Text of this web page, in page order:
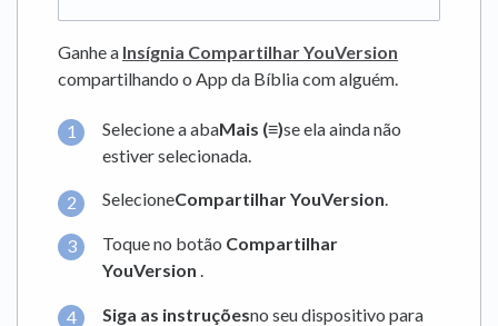
Ganhe a Insígnia Compartilhar YouVersion
compartilhando o App da Bíblia com alguém.
Selecione a abaMais (≡)se ela ainda não
estiver selecionada.
SelecioneCompartilhar YouVersion.
Toque no botão Compartilhar
YouVersion .
Siga as instruçõesno seu dispositivo para